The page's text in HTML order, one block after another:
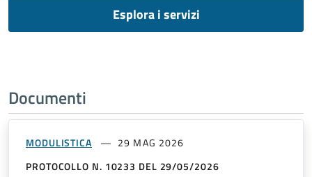
Esplora i servizi
Documenti
MODULISTICA
29 MAG 2026
PROTOCOLLO N. 10233 DEL 29/05/2026